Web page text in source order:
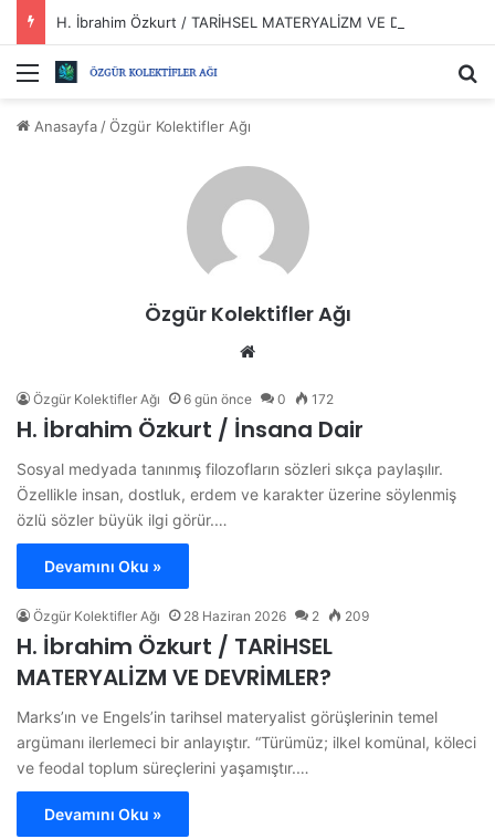
Menü
Anasayfa /Özgür Kolektifler Ağı
Özgür Kolektifler Ağı
Özgür Kolektifler Ağı 6 gün önce 0 172
H. İbrahim Özkurt / İnsana Dair
Sosyal medyada tanınmış filozofların sözleri sıkça paylaşılır.
Özellikle insan, dostluk, erdem ve karakter üzerine söylenmiş
özlü sözler büyük ilgi görür.…
Devamını Oku »
Özgür Kolektifler Ağı 28 Haziran 2026 2 209
H. İbrahim Özkurt / TARİHSEL
MATERYALİZM VE DEVRİMLER?
Marks’ın ve Engels’in tarihsel materyalist görüşlerinin temel
argümanı ilerlemeci bir anlayıştır. “Türümüz; ilkel komünal, köleci
ve feodal toplum süreçlerini yaşamıştır.…
Devamını Oku »